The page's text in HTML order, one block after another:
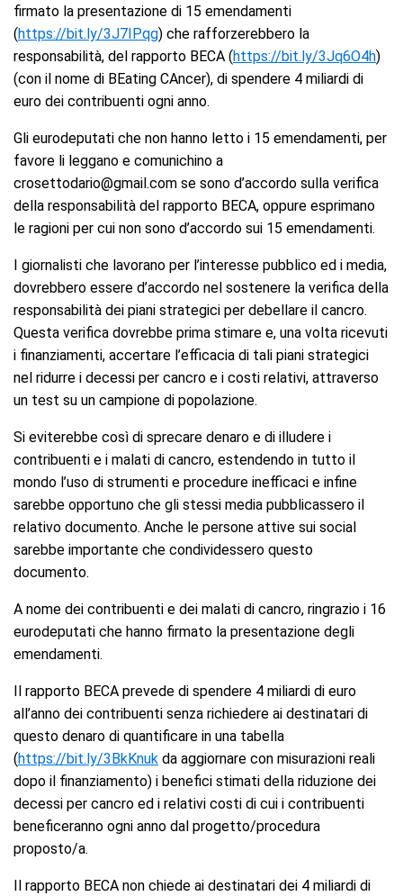
firmato la presentazione di 15 emendamenti
(https://bit.ly/3J7IPqg) che rafforzerebbero la
responsabilità, del rapporto BECA (https://bit.ly/3Jq6O4h)
(con il nome di BEating CAncer), di spendere 4 miliardi di
euro dei contribuenti ogni anno.
Gli eurodeputati che non hanno letto i 15 emendamenti, per
favore li leggano e comunichino a
crosettodario@gmail.com se sono d’accordo sulla verifica
della responsabilità del rapporto BECA, oppure esprimano
le ragioni per cui non sono d’accordo sui 15 emendamenti.
I giornalisti che lavorano per l’interesse pubblico ed i media,
dovrebbero essere d’accordo nel sostenere la verifica della
responsabilità dei piani strategici per debellare il cancro.
Questa verifica dovrebbe prima stimare e, una volta ricevuti
i finanziamenti, accertare l’efficacia di tali piani strategici
nel ridurre i decessi per cancro e i costi relativi, attraverso
un test su un campione di popolazione.
Si eviterebbe così di sprecare denaro e di illudere i
contribuenti e i malati di cancro, estendendo in tutto il
mondo l’uso di strumenti e procedure inefficaci e infine
sarebbe opportuno che gli stessi media pubblicassero il
relativo documento. Anche le persone attive sui social
sarebbe importante che condividessero questo
documento.
A nome dei contribuenti e dei malati di cancro, ringrazio i 16
eurodeputati che hanno firmato la presentazione degli
emendamenti.
Il rapporto BECA prevede di spendere 4 miliardi di euro
all’anno dei contribuenti senza richiedere ai destinatari di
questo denaro di quantificare in una tabella
(https://bit.ly/3BkKnuk da aggiornare con misurazioni reali
dopo il finanziamento) i benefici stimati della riduzione dei
decessi per cancro ed i relativi costi di cui i contribuenti
beneficeranno ogni anno dal progetto/procedura
proposto/a.
Il rapporto BECA non chiede ai destinatari dei 4 miliardi di